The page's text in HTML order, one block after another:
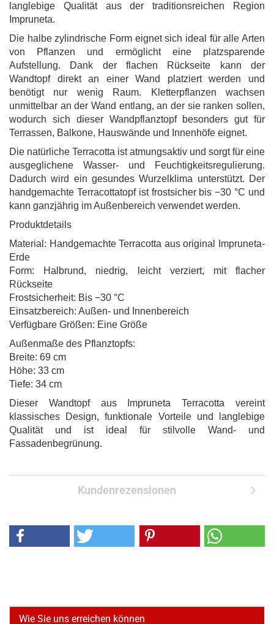
langlebige Qualität aus der traditionsreichen Region
Impruneta.
Die halbe zylindrische Form eignet sich ideal für alle Arten
von Pflanzen und ermöglicht eine platzsparende
Aufstellung. Dank der flachen Rückseite kann der
Wandtopf direkt an einer Wand platziert werden und
benötigt nur wenig Raum. Kletterpflanzen wachsen
unmittelbar an der Wand entlang, an der sie ranken sollen,
wodurch sich dieser Wandpflanztopf besonders gut für
Terrassen, Balkone, Hauswände und Innenhöfe eignet.
Die natürliche Terracotta ist atmungsaktiv und sorgt für eine
ausgeglichene Wasser- und Feuchtigkeitsregulierung.
Dadurch wird ein gesundes Wurzelklima unterstützt. Der
handgemachte Terracottatopf ist frostsicher bis −30 °C und
kann ganzjährig im Außenbereich verwendet werden.
Produktdetails
Material: Handgemachte Terracotta aus original Impruneta-
Erde
Form: Halbrund, niedrig, leicht verziert, mit flacher
Rückseite
Frostsicherheit: Bis −30 °C
Einsatzbereich: Außen- und Innenbereich
Verfügbare Größen: Eine Größe
Außenmaße des Pflanztopfs:
Breite: 69 cm
Höhe: 33 cm
Tiefe: 34 cm
Dieser Wandtopf aus Impruneta Terracotta vereint
klassisches Design, funktionale Vorteile und langlebige
Qualität und ist ideal für stilvolle Wand- und
Fassadenbegrünung.
Kundenrezensionen
Wie Sie uns erreichen können